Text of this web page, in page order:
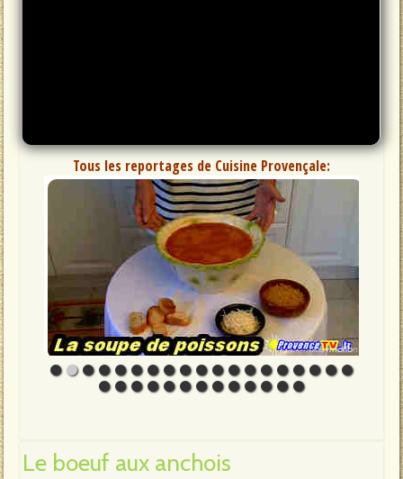
Tous les reportages de Cuisine Provençale:
Le boeuf aux anchois